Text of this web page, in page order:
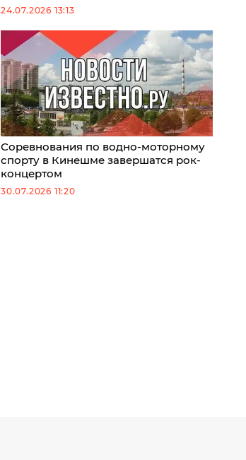
24.07.2026 13:13
Соревнования по водно-моторному
спорту в Кинешме завершатся рок-
концертом
30.07.2026 11:20